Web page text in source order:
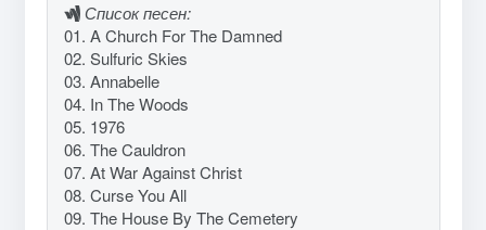
Список песен:
01. A Church For The Damned
02. Sulfuric Skies
03. Annabelle
04. In The Woods
05. 1976
06. The Cauldron
07. At War Against Christ
08. Curse You All
09. The House By The Cemetery